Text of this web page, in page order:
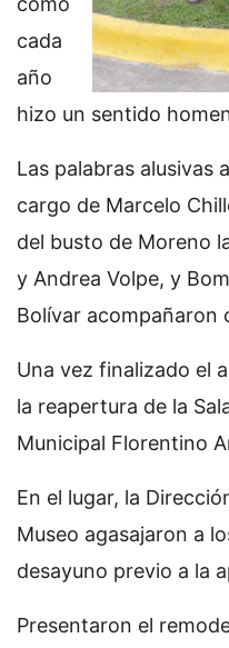
cada
año
hizo un sentido
Las palabras alusivas
cargo de Marcelo
del busto de Moreno
y Andrea Volpe, y
Bolívar acompañaron
Una vez finalizado el
la reapertura de la
Municipal Florentino
En el lugar, la
Museo agasajaron a
desayuno previo a la
Presentaron el